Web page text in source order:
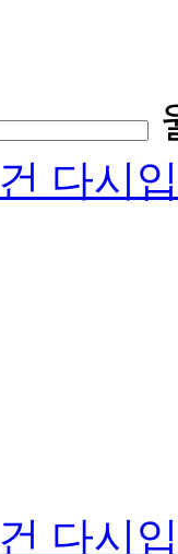
다시
다시